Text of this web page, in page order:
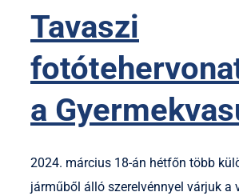
Tavaszi
a
2024. március 18-án hétfőn több
járműből álló szerelvénnyel várjuk a